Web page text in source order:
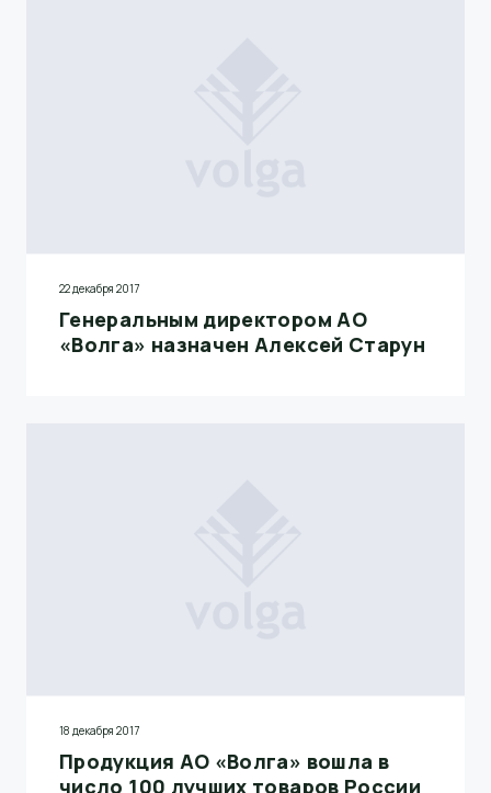
22 декабря 2017
Генеральным директором АО
«Волга» назначен Алексей Старун
18 декабря 2017
Продукция АО «Волга» вошла в
число 100 лучших товаров России